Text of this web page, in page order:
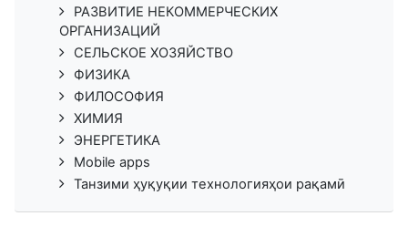
РАЗВИТИЕ НЕКОММЕРЧЕСКИХ
ОРГАНИЗАЦИЙ
СЕЛЬСКОЕ ХОЗЯЙСТВО
ФИЗИКА
ФИЛОСОФИЯ
ХИМИЯ
ЭНЕРГЕТИКА
Mobile apps
Танзими ҳуқуқии технологияҳои рақамӣ